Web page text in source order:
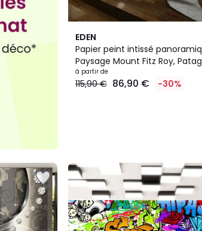
EDEN
Papier peint intissé
Paysage Mount Fitz Roy,
Argentina
à partir de
115,90 € 86,90 € -30%